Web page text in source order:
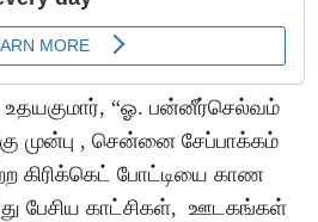
உதயகுமார், “ஓ. பன்னீர்செல்வம்
முன்பு , சென்னை சேப்பாக்கம்
கிரிக்கெட் போட்டியை காண
பேசிய காட்சிகள், ஊடகங்கள்